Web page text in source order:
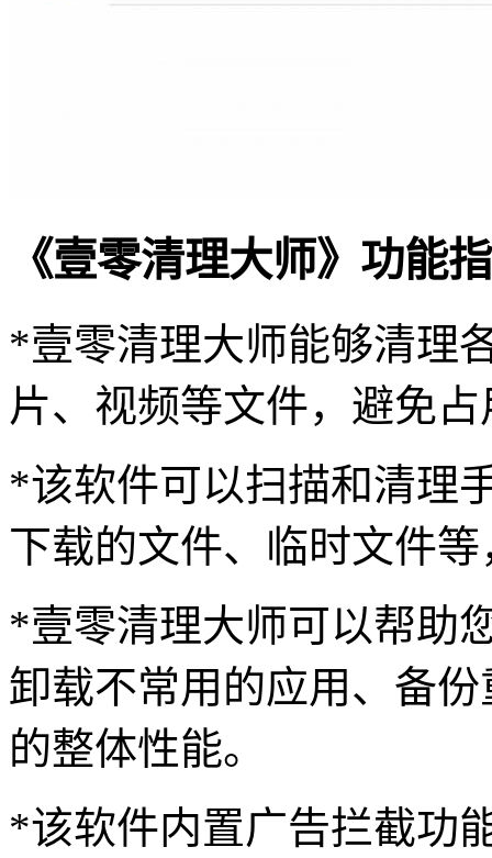
《壹零清理大师》功能
*壹零清理大师能够清理
片、视频等文件，避免
*该软件可以扫描和清理
下载的文件、临时文件
*壹零清理大师可以帮助
卸载不常用的应用、备
的整体性能。
*该软件内置广告拦截功